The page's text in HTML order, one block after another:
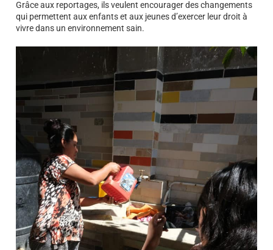
Grâce aux reportages, ils veulent encourager des changements
qui permettent aux enfants et aux jeunes d’exercer leur droit à
vivre dans un environnement sain.